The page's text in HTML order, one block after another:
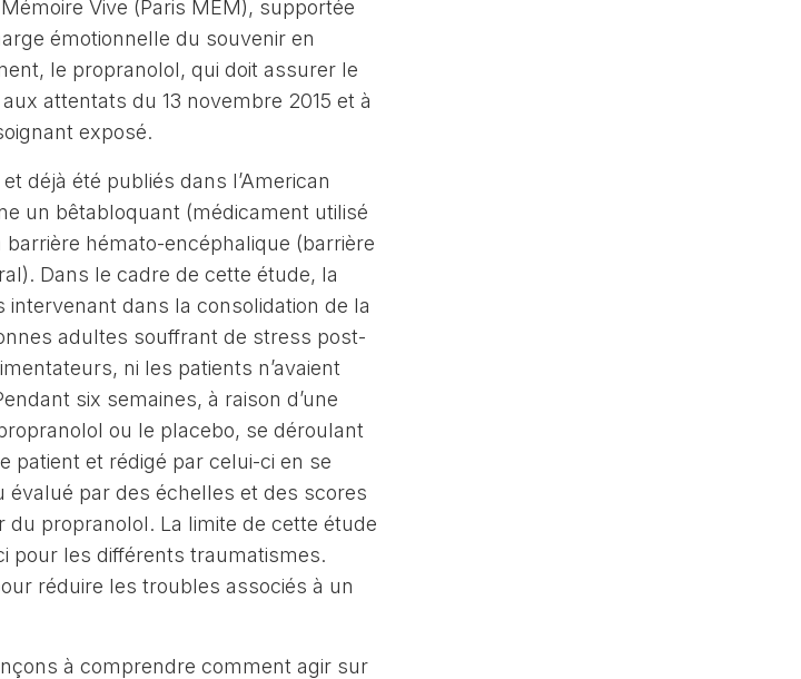
Vive (Paris MEM), supportée
émotionnelle du souvenir en
le propranolol, qui doit assurer le
attentats du 13 novembre 2015 et à
exposé.
déjà été publiés dans l’American
un bêtabloquant (médicament utilisé
hémato-encéphalique (barrière
Dans le cadre de cette étude, la
dans la consolidation de la
adultes souffrant de stress post-
ni les patients n’avaient
six semaines, à raison d’une
ou le placebo, se déroulant
patient et rédigé par celui-ci en se
par des échelles et des scores
propranolol. La limite de cette étude
pour les différents traumatismes.
réduire les troubles associés à un
à comprendre comment agir sur